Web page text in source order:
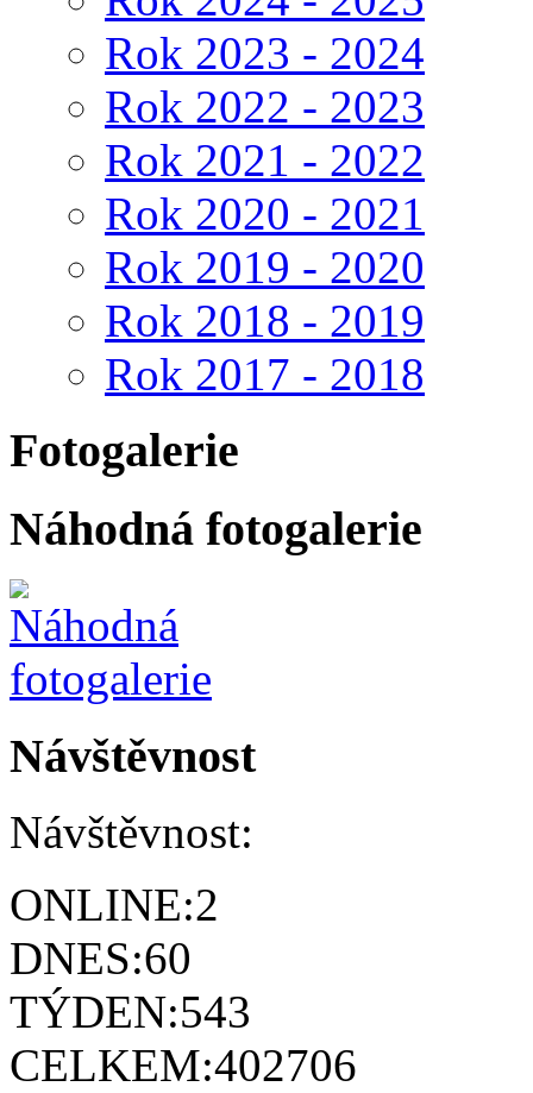
Rok 2023 - 2024
Rok 2022 - 2023
Rok 2021 - 2022
Rok 2020 - 2021
Rok 2019 - 2020
Rok 2018 - 2019
Rok 2017 - 2018
Fotogalerie
Náhodná fotogalerie
Návštěvnost
Návštěvnost:
ONLINE:2
DNES:60
TÝDEN:543
CELKEM:402706